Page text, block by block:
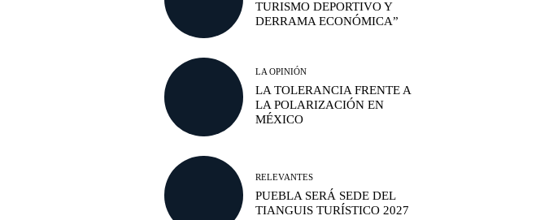
TURISMO DEPORTIVO Y
DERRAMA ECONÓMICA”
LA OPINIÓN
LA TOLERANCIA FRENTE A
LA POLARIZACIÓN EN
MÉXICO
RELEVANTES
PUEBLA SERÁ SEDE DEL
TIANGUIS TURÍSTICO 2027